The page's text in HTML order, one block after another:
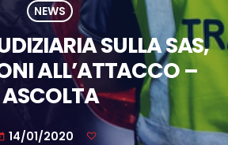
NEWS
SULLA SAS,
ALL’ATTACCO –
ASCOLTA
14/01/2020